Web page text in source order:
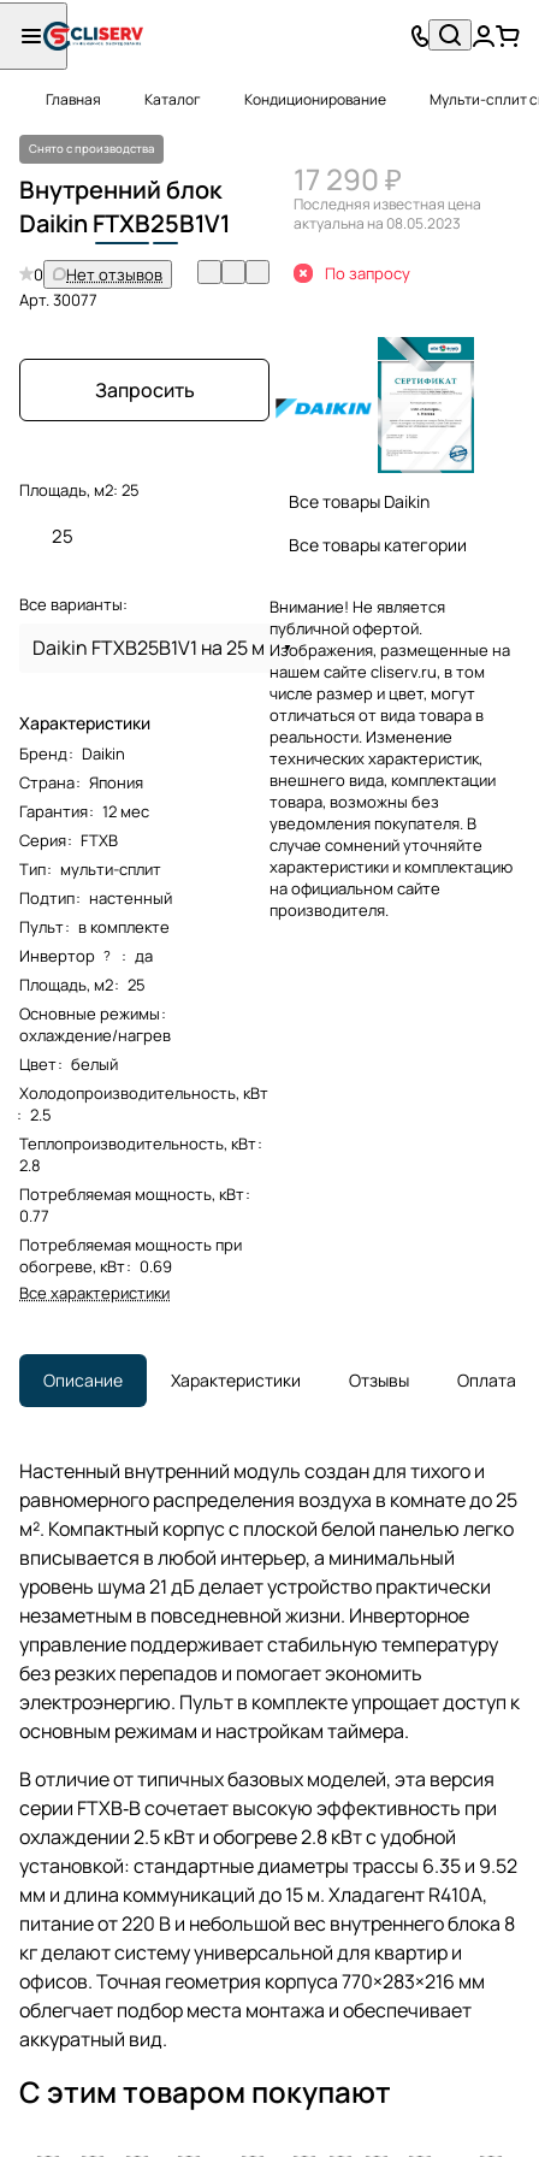
Главная Каталог Кондиционирование Мульти-сплит
Снято с производства
Внутренний блок
DaikinFTXB25B1V1
0
Нет отзывов
Арт.30077
Запросить
Площадь, м2: 25
25
Все варианты:
Daikin FTXB25B1V1 на 25 м
Характеристики
Бренд: Daikin
Страна: Япония
Гарантия: 12 мес
Серия: FTXB
Тип: мульти-сплит
Подтип: настенный
Пульт: в комплекте
Инвертор ? : да
Площадь, м2: 25
Основные режимы:
охлаждение/нагрев
Цвет: белый
Холодопроизводительность, кВт
: 2.5
Теплопроизводительность, кВт:
2.8
Потребляемая мощность, кВт:
0.77
Потребляемая мощность при
обогреве, кВт: 0.69
Все характеристики
17 290 ₽
Последняя известная цена
актуальна на 08.05.2023
По запросу
Все товары Daikin
Все товары категории
Внимание! Не является
публичной офертой.
Изображения, размещенные на
нашем сайте cliserv.ru, в том
числе размер и цвет, могут
отличаться от вида товара в
реальности. Изменение
технических характеристик,
внешнего вида, комплектации
товара, возможны без
уведомления покупателя. В
случае сомнений уточняйте
характеристики и комплектацию
на официальном сайте
производителя.
Описание Характеристики Отзывы Оплата
Настенный внутренний модуль создан для тихого и
равномерного распределения воздуха в комнате до 25
м². Компактный корпус с плоской белой панелью легко
вписывается в любой интерьер, а минимальный
уровень шума 21 дБ делает устройство практически
незаметным в повседневной жизни. Инверторное
управление поддерживает стабильную температуру
без резких перепадов и помогает экономить
электроэнергию. Пульт в комплекте упрощает доступ к
основным режимам и настройкам таймера.
В отличие от типичных базовых моделей, эта версия
серии FTXB‑B сочетает высокую эффективность при
охлаждении 2.5 кВт и обогреве 2.8 кВт с удобной
установкой: стандартные диаметры трассы 6.35 и 9.52
мм и длина коммуникаций до 15 м. Хладагент R410A,
питание от 220 В и небольшой вес внутреннего блока 8
кг делают систему универсальной для квартир и
офисов. Точная геометрия корпуса 770×283×216 мм
облегчает подбор места монтажа и обеспечивает
аккуратный вид.
С этим товаром покупают